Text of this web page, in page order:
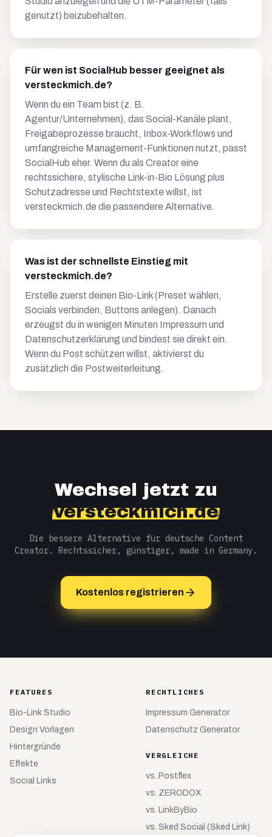
genutzt) beizubehalten.
Für wen ist SocialHub besser geeignet als
versteckmich.de?
Wenn du ein Team bist (z. B.
Agentur/Unternehmen), das Social-Kanäle plant,
Freigabeprozesse braucht, Inbox-Workflows und
umfangreiche Management-Funktionen nutzt, passt
SocialHub eher. Wenn du als Creator eine
rechtssichere, stylische Link-in-Bio Lösung plus
Schutzadresse und Rechtstexte willst, ist
versteckmich.de die passendere Alternative.
Was ist der schnellste Einstieg mit
versteckmich.de?
Erstelle zuerst deinen Bio-Link (Preset wählen,
Socials verbinden, Buttons anlegen). Danach
erzeugst du in wenigen Minuten Impressum und
Datenschutzerklärung und bindest sie direkt ein.
Wenn du Post schützen willst, aktivierst du
zusätzlich die Postweiterleitung.
Wechsel jetzt zu
versteckmich.de
Die bessere Alternative für deutsche Content
Creator. Rechtssicher, günstiger, made in Germany.
Kostenlos registrieren
FEATURES
Bio-Link Studio
Design Vorlagen
Hintergründe
Effekte
Social Links
RECHTLICHES
Impressum Generator
Datenschutz Generator
VERGLEICHE
vs. Postflex
vs. ZERODOX
vs. LinkByBio
vs. Sked Social (Sked Link)